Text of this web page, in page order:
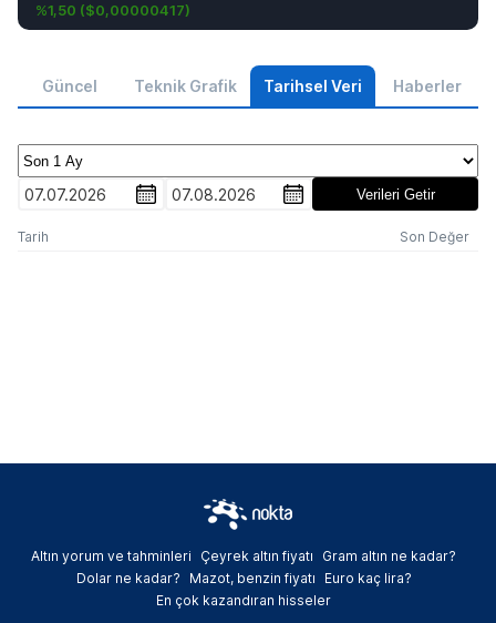
%1,50 ($0,00000417)
Güncel Teknik Grafik Tarihsel Veri Haberler
07.07.2026 07.08.2026 Verileri Getir
Tarih Son Değer
Altın yorum ve tahminleri Çeyrek altın fiyatı
Gram altın ne kadar?
Dolar ne kadar?
Mazot, benzin fiyatı
Euro kaç lira?
En çok kazandıran hisseler